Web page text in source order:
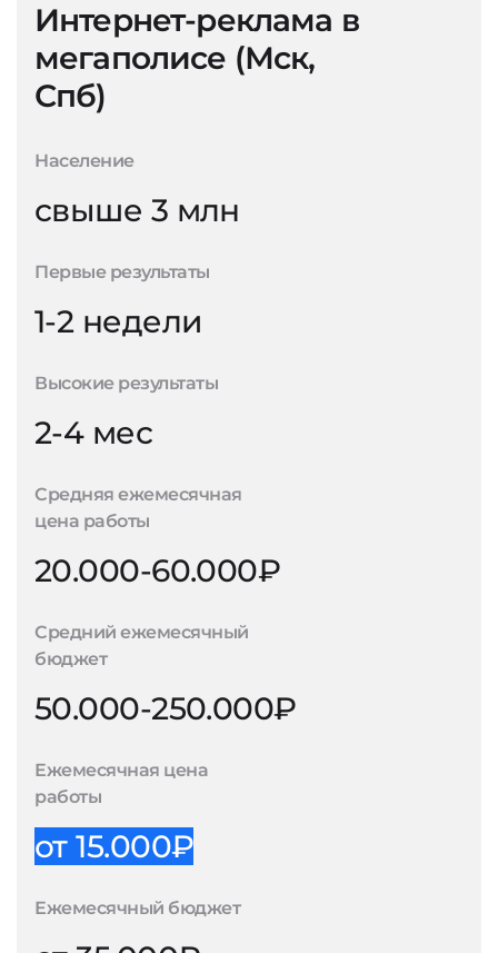
Интернет-реклама в
мегаполисе (Мск,
Спб)
Население
свыше 3 млн
Первые результаты
1-2 недели
Высокие результаты
2-4 мес
Средняя ежемесячная
цена работы
20.000-60.000₽
Средний ежемесячный
бюджет
50.000-250.000₽
Ежемесячная цена
работы
от 15.000₽
Ежемесячный бюджет